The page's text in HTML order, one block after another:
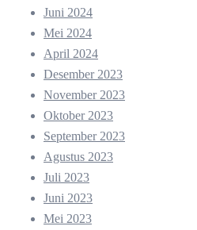
Juni 2024
Mei 2024
April 2024
Desember 2023
November 2023
Oktober 2023
September 2023
Agustus 2023
Juli 2023
Juni 2023
Mei 2023